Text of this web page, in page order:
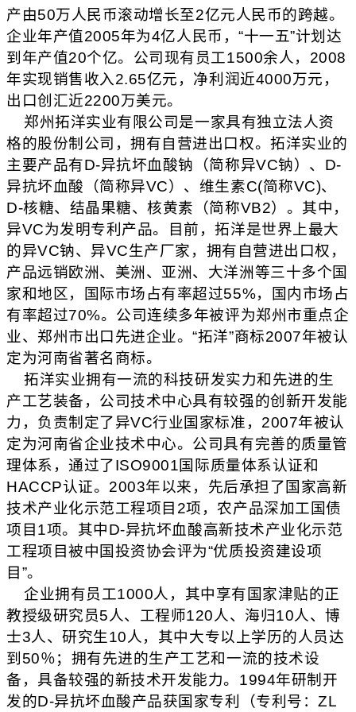
产由50万人民币滚动增长至2亿元人民币的跨越。
企业年产值2005年为4亿人民币，“十一五”计划达
到年产值20个亿。公司现有员工1500余人， 2008
年实现销售收入2.65亿元，净利润近4000万元，
出口创汇近2200万美元。
郑州拓洋实业有限公司是一家具有独立法人资
格的股份制公司，拥有自营进出口权。拓洋实业的
主要产品有D-异抗坏血酸钠（简称异VC钠）、 D-
异抗坏血酸（简称异VC）、维生素C(简称VC)、
D-核糖、结晶果糖、核黄素（简称VB2）。其中，
异VC为发明专利产品。目前，拓洋是世界上最大
的异VC钠、异VC生产厂家，拥有自营进出口权，
产品远销欧洲、美洲、亚洲、大洋洲等三十多个国
家和地区，国际市场占有率超过55%，国内市场占
有率超过70%。公司连续多年被评为郑州市重点企
业、郑州市出口先进企业。“拓洋”商标2007年被认
定为河南省著名商标。
拓洋实业拥有一流的科技研发实力和先进的生
产工艺装备，公司技术中心具有较强的创新开发能
力，负责制定了异VC行业国家标准， 2007年被认
定为河南省企业技术中心。公司具有完善的质量管
理体系，通过了ISO9001国际质量体系认证和
HACCP认证。 2003年以来，先后承担了国家高新
技术产业化示范工程项目 2项，农产品深加工国债
项目 1项。其中D-异抗坏血酸高新技术产业化示范
工程项目被中国投资协会评为“优质投资建设项
目 ”。
企业拥有员工1000人，其中享有国家津贴的正
教授级研究员5人、工程师120人、海归10人、博
士3人、研究生10人，其中大专以上学历的人员达
到 50％；拥有先进的生产工艺和一流的技术设
备，具备较强的新技术开发能力。 1994年研制开
发的D-异抗坏血酸产品获国家专利（专利号：ZL